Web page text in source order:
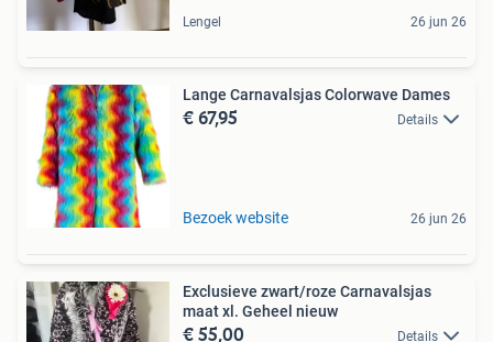
Lengel 26 jun 26
Lange Carnavalsjas Colorwave Dames
€ 67,95 Details
Bezoek website 26 jun 26
Exclusieve zwart/roze Carnavalsjas
maat xl. Geheel nieuw
€ 55,00 Details